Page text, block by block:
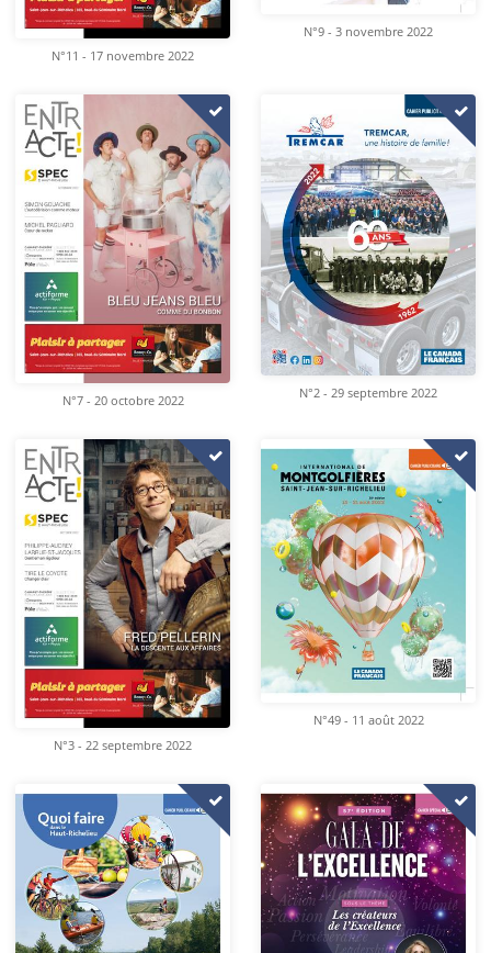
N°11 - 17 novembre 2022
N°9 - 3 novembre 2022
N°7 - 20 octobre 2022
N°2 - 29 septembre 2022
N°3 - 22 septembre 2022
N°49 - 11 août 2022